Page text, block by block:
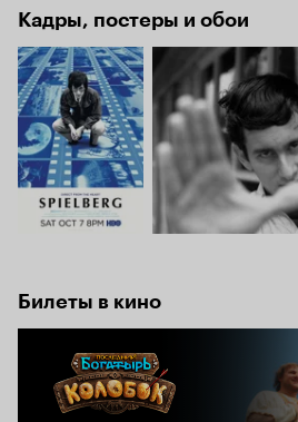
Кадры, постеры и обои
Билеты в кино